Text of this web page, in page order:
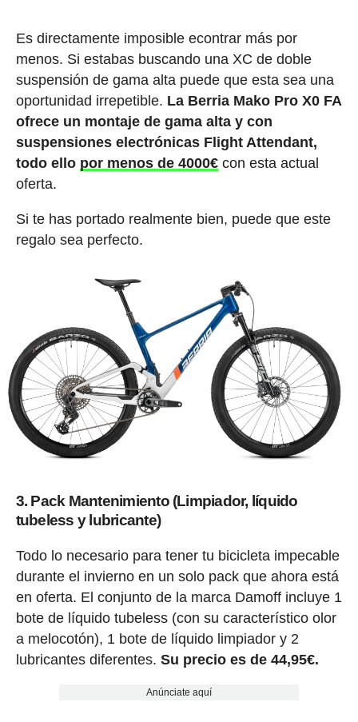
Es directamente imposible econtrar más por
menos. Si estabas buscando una XC de doble
suspensión de gama alta puede que esta sea una
oportunidad irrepetible. La Berria Mako Pro X0 FA
ofrece un montaje de gama alta y con
suspensiones electrónicas Flight Attendant,
todo ello por menos de 4000€ con esta actual
oferta.
Si te has portado realmente bien, puede que este
regalo sea perfecto.
3. Pack Mantenimiento (Limpiador, líquido
tubeless y lubricante)
Todo lo necesario para tener tu bicicleta impecable
durante el invierno en un solo pack que ahora está
en oferta. El conjunto de la marca Damoff incluye 1
bote de líquido tubeless (con su característico olor
a melocotón), 1 bote de líquido limpiador y 2
lubricantes diferentes. Su precio es de 44,95€.
Anúnciate aquí